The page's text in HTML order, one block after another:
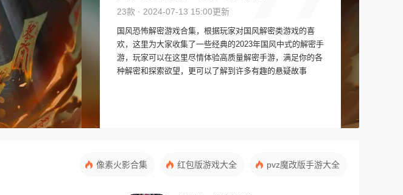
23款 · 2024-07-13 15:00更新
国风恐怖解密游戏合集，根据玩家对国风解密类游戏的喜
欢，这里为大家收集了一些经典的2023年国风中式的解密手
游，玩家可以在这里尽情体验高质量解密手游，满足你的各
种解密和探索欲望，更可以了解到许多有趣的悬疑故事
像素火影合集 红包版游戏大全 pvz魔改版手游大全